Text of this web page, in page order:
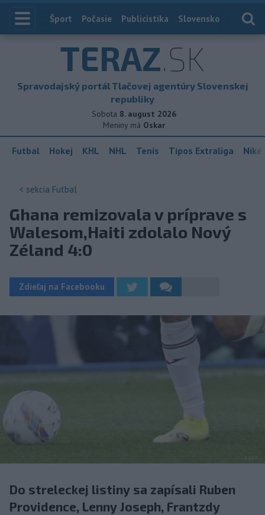
Index
Šport Počasie Publicistika Slovensko
TERAZ.SK
Spravodajský portál Tlačovej agentúry Slovenskej
republiky
Sobota 8. august 2026
Meniny má Oskar
Futbal Hokej KHL NHL Tenis Tipos Extraliga
< sekcia Futbal
Ghana remizovala v príprave s
Walesom,Haiti zdolalo Nový
Zéland 4:0
Zdieľaj na Facebooku
Do streleckej listiny sa zapísali Ruben
Providence, Lenny Joseph, Frantzdy